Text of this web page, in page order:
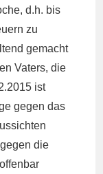
d.h. bis
zu
gemacht
Vaters, die
ist
gegen das
die